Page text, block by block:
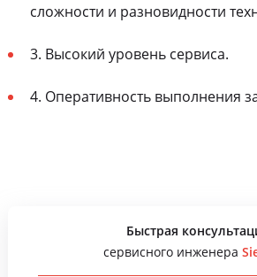
сложности и разновидности
3. Высокий уровень сервиса.
4. Оперативность выполнения
Быстрая
сервисного инженера